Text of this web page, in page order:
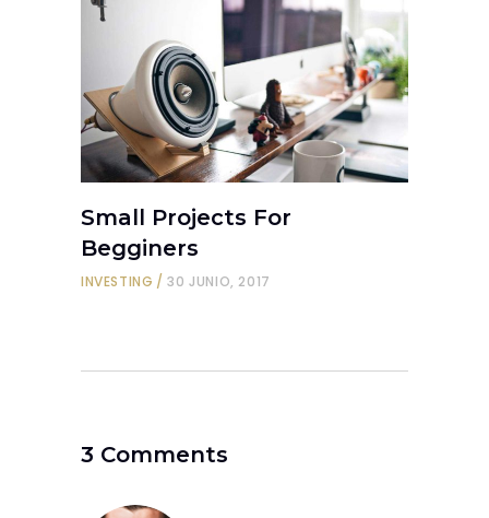
Small Projects For
Begginers
INVESTING 30 JUNIO, 2017
3 Comments